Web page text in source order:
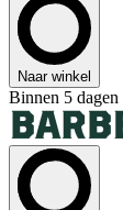
Naar winkel
Binnen 5 dagen